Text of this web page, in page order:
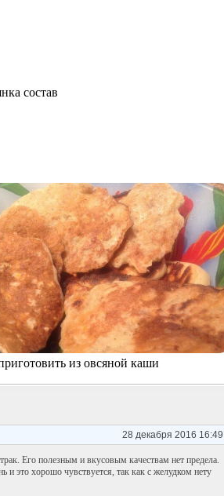
состав
из овсяной каши
28 декабря 2016 16:49
Его полезным и вкусовым качествам нет предела.
это хорошо чувствуется, так как с желудком нету